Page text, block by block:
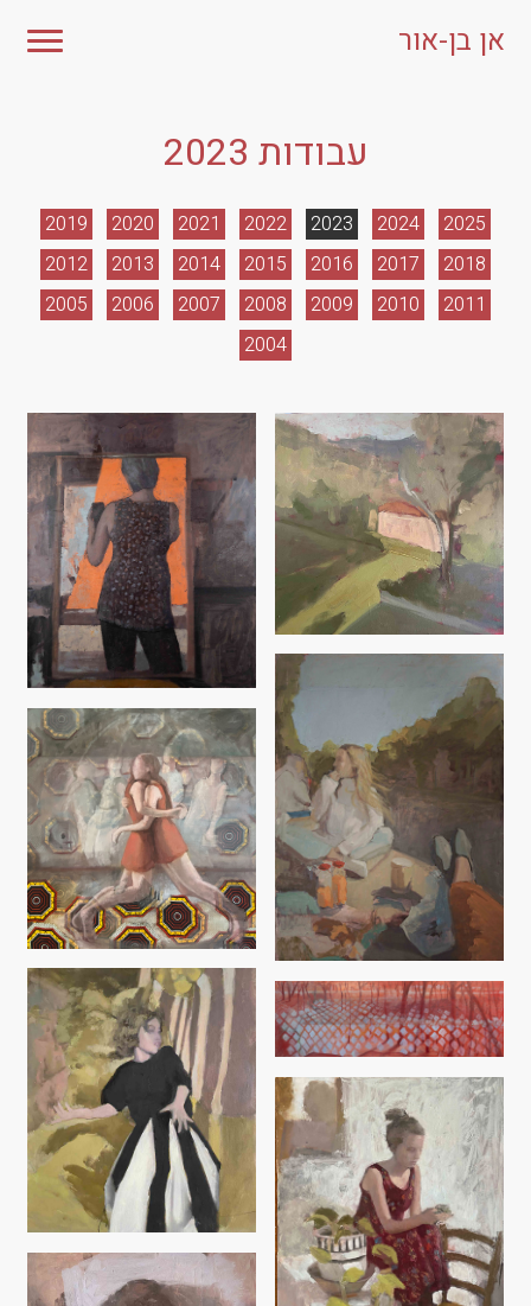
אן בן-אור
עבודות 2023
2025
2024
2023
2022
2021
2020
2019
2018
2017
2016
2015
2014
2013
2012
2011
2010
2009
2008
2007
2006
2005
2004